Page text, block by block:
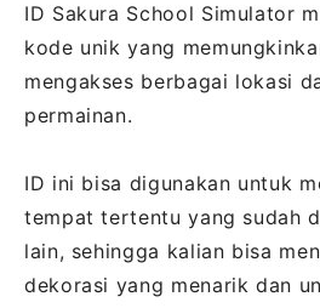
ID Sakura School Simulator
kode unik yang
mengakses berbagai lokasi
permainan.
ID ini bisa digunakan untuk
tempat tertentu yang sudah
lain, sehingga kalian bisa
dekorasi yang menarik dan